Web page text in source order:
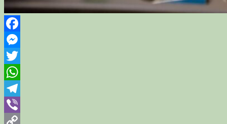
Facebook
Messenger
Twitter
WhatsApp
Telegram
Viber